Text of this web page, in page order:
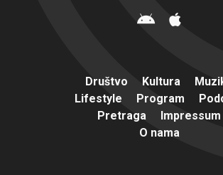
Društvo Kultura
Lifestyle
Program
Pretraga
Impressum
O nama